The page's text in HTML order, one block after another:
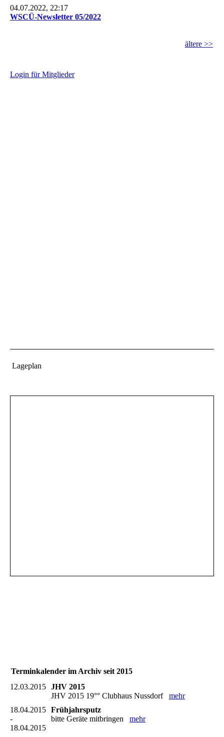
04.07.2022, 22:17
WSCÜ-Newsletter 05/2022
ältere >>
Login für Mitglieder
Lageplan
Terminkalender im Archiv seit 2015
12.03.2015 JHV 2015
JHV 2015 19°° Clubhaus Nussdorf mehr
18.04.2015
-
18.04.2015
Frühjahrsputz
bitte Geräte mitbringen mehr